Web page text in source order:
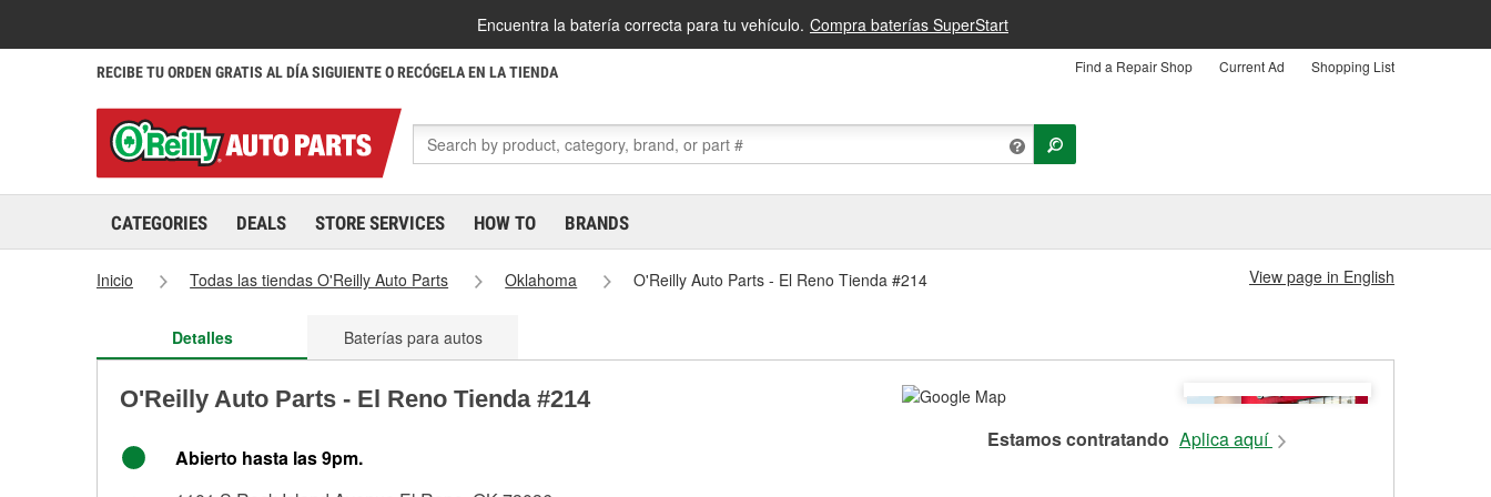
Encuentra la batería correcta para tu vehículo. Compra baterías SuperStart
RECIBE TU ORDEN GRATIS AL DÍA SIGUIENTE O RECÓGELA EN LA TIENDA Find a Repair Shop Current Ad Shopping List
CATEGORIES DEALS STORE SERVICES HOW TO BRANDS
Inicio Todas las tiendas O'Reilly Auto Parts Oklahoma O'Reilly Auto Parts - El Reno Tienda #214 View page in English
Detalles Baterías para autos
O'Reilly Auto Parts - El Reno Tienda #214
Abierto hasta las 9pm.
Estamos contratando Aplica aquí